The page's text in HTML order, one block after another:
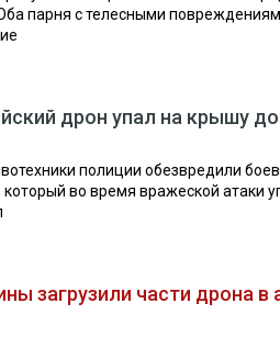
парня с телесными
дрон упал на крышу
полиции обезвредили
который во время вражеской атаки
загрузили части дрона в